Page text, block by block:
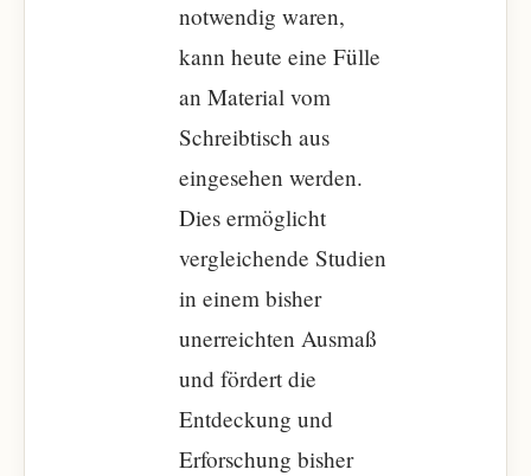
notwendig waren,
kann heute eine Fülle
an Material vom
Schreibtisch aus
eingesehen werden.
Dies ermöglicht
vergleichende Studien
in einem bisher
unerreichten Ausmaß
und fördert die
Entdeckung und
Erforschung bisher